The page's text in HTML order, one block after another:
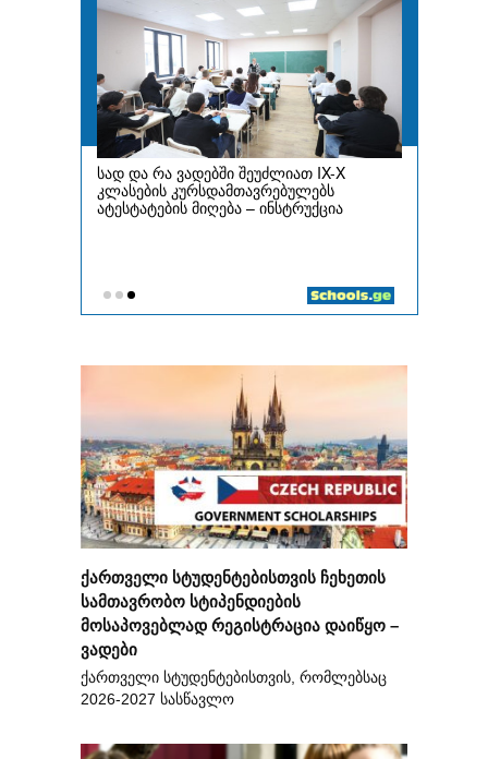
ქართველი სტუდენტებისთვის ჩეხეთის
სამთავრობო სტიპენდიების
მოსაპოვებლად რეგისტრაცია დაიწყო –
ვადები
ქართველი სტუდენტებისთვის, რომლებსაც
2026-2027 სასწავლო